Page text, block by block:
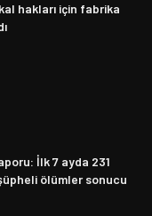
hakları için fabrika
İlk 7 ayda 231
ölümler sonucu